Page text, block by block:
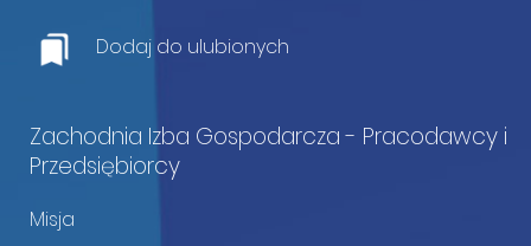
Dodaj do ulubionych
Zachodnia Izba Gospodarcza - Pracodawcy i
Przedsiębiorcy
Misja